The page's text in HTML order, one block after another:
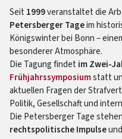
Seit 1999veranstaltet die
Petersberger Tageim
Königswinter bei Bonn –
besonderer Atmosphäre.
Die Tagung findet im Zwei-
Frühjahrssymposiumstatt
aktuellen Fragen der
Politik, Gesellschaft und
Die Petersberger Tage
rechtspolitische Impulse